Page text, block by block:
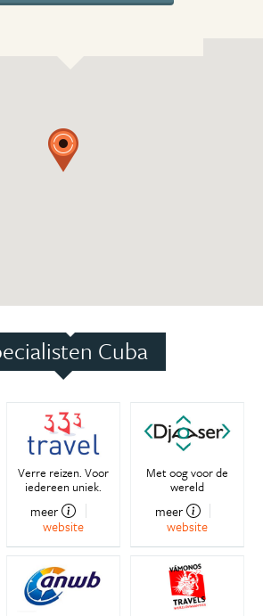
Cuba
Verre reizen. Voor
iedereen uniek.
meer
website
Met oog voor de
wereld
meer
website